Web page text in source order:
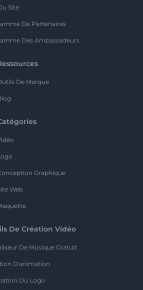
Site
De Partenaires
Des Ambassadeurs
De Marque
Graphique
Web
De Création Vidéo
De Musique Gratuit
D'animation
Du Logo